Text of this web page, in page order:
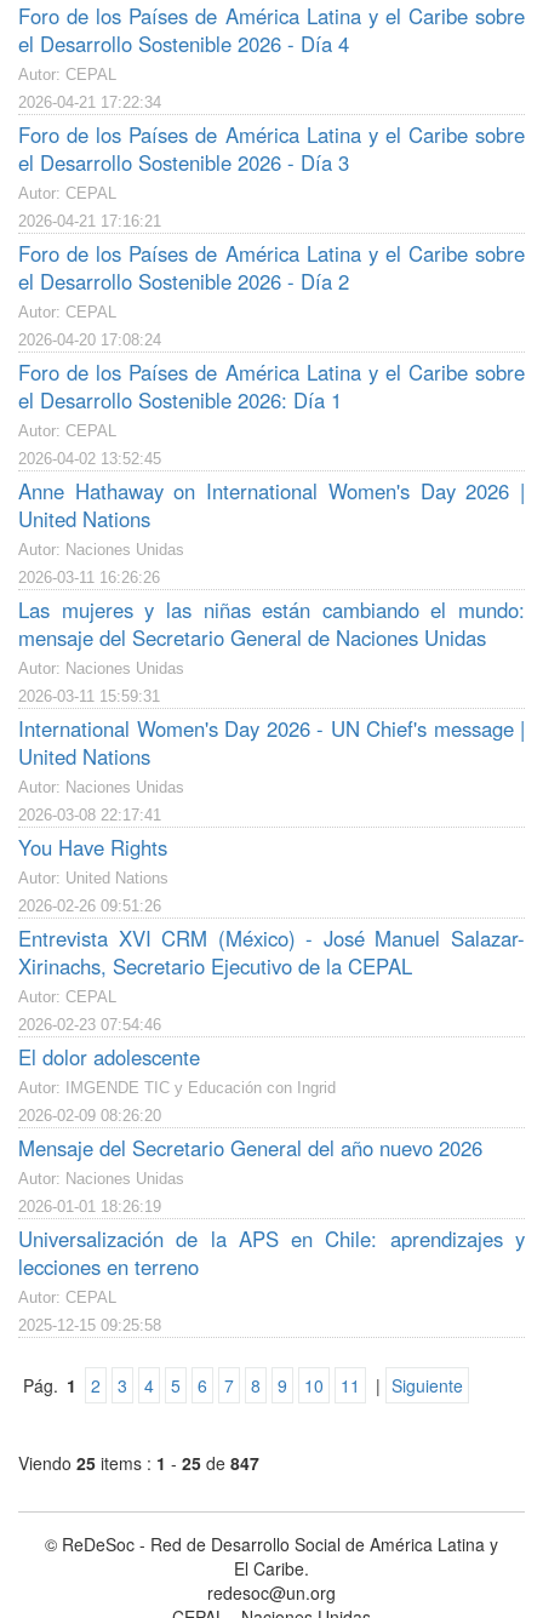
Foro de los Países de América Latina y el Caribe sobre
el Desarrollo Sostenible 2026 - Día 4
Autor: CEPAL
2026-04-21 17:22:34
Foro de los Países de América Latina y el Caribe sobre
el Desarrollo Sostenible 2026 - Día 3
Autor: CEPAL
2026-04-21 17:16:21
Foro de los Países de América Latina y el Caribe sobre
el Desarrollo Sostenible 2026 - Día 2
Autor: CEPAL
2026-04-20 17:08:24
Foro de los Países de América Latina y el Caribe sobre
el Desarrollo Sostenible 2026: Día 1
Autor: CEPAL
2026-04-02 13:52:45
Anne Hathaway on International Women's Day 2026 |
United Nations
Autor: Naciones Unidas
2026-03-11 16:26:26
Las mujeres y las niñas están cambiando el mundo:
mensaje del Secretario General de Naciones Unidas
Autor: Naciones Unidas
2026-03-11 15:59:31
International Women's Day 2026 - UN Chief's message |
United Nations
Autor: Naciones Unidas
2026-03-08 22:17:41
You Have Rights
Autor: United Nations
2026-02-26 09:51:26
Entrevista XVI CRM (México) - José Manuel Salazar-
Xirinachs, Secretario Ejecutivo de la CEPAL
Autor: CEPAL
2026-02-23 07:54:46
El dolor adolescente
Autor: IMGENDE TIC y Educación con Ingrid
2026-02-09 08:26:20
Mensaje del Secretario General del año nuevo 2026
Autor: Naciones Unidas
2026-01-01 18:26:19
Universalización de la APS en Chile: aprendizajes y
lecciones en terreno
Autor: CEPAL
2025-12-15 09:25:58
Pág. 1 2 3 4 5 6 7 8 9 10 11 | Siguiente
Viendo 25 items : 1 - 25 de 847
© ReDeSoc - Red de Desarrollo Social de América Latina y
El Caribe.
redesoc@un.org